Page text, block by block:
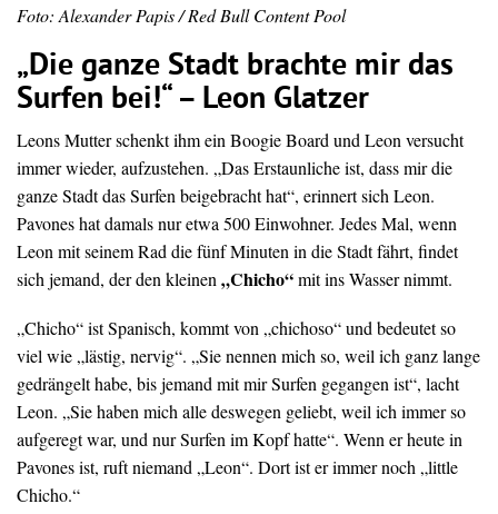
Foto: Alexander Papis / Red Bull Content Pool
„Die ganze Stadt brachte mir das
Surfen bei!“ – Leon Glatzer
Leons Mutter schenkt ihm ein Boogie Board und Leon versucht
immer wieder, aufzustehen. „Das Erstaunliche ist, dass mir die
ganze Stadt das Surfen beigebracht hat“, erinnert sich Leon.
Pavones hat damals nur etwa 500 Einwohner. Jedes Mal, wenn
Leon mit seinem Rad die fünf Minuten in die Stadt fährt, findet
sich jemand, der den kleinen „Chicho“mit ins Wasser nimmt.
„Chicho“ ist Spanisch, kommt von „chichoso“ und bedeutet so
viel wie „lästig, nervig“. „Sie nennen mich so, weil ich ganz lange
gedrängelt habe, bis jemand mit mir Surfen gegangen ist“, lacht
Leon. „Sie haben mich alle deswegen geliebt, weil ich immer so
aufgeregt war, und nur Surfen im Kopf hatte“. Wenn er heute in
Pavones ist, ruft niemand „Leon“. Dort ist er immer noch „little
Chicho.“